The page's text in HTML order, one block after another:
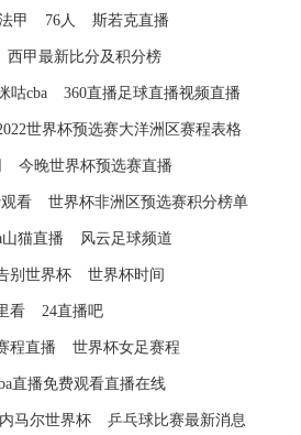
甲 76人 斯若克直播
西甲最新比分及积分榜
咕cba 360直播足球直播视频直播
世界杯预选赛大洋洲区赛程表格
今晚世界杯预选赛直播
看 世界杯非洲区预选赛积分榜单
山猫直播 风云足球频道
别世界杯 世界杯时间
看 24直播吧
程直播 世界杯女足赛程
直播免费观看直播在线
内马尔世界杯 乒乓球比赛最新消息